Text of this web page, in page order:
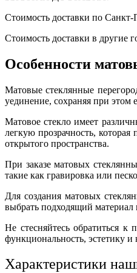
Стоимость доставки по Санкт-
Стоимость доставки в другие
Особенности
Матовые стеклянные
уединение, сохраняя при этом
Матовое стекло имеет
легкую прозрачность,
открытого пространства.
При заказе матовых
такие как гравировка или
Для создания матовых
выбрать подходящий
Не стесняйтесь обратиться
функциональность, эстетику и
Характеристики